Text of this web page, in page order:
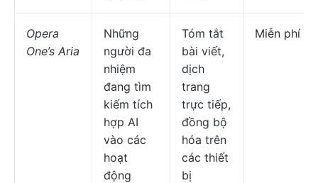
Opera
One’s Aria
Những
người đa
nhiệm
đang tìm
kiếm tích
hợp AI
vào các
hoạt
động
Tóm tắt
bài viết,
dịch
trang
trực tiếp,
đồng bộ
hóa trên
các thiết
bị
Miễn phí